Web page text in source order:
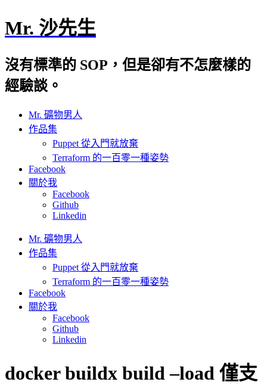
Mr. 沙先生
沒有標準的 SOP，但是卻有不怎麼樣的
經驗談。
Mr. 礦物男人
作品集
Puppet 從入門就放棄
Terraform 的一百零一種姿勢
Facebook
關於我
Facebook
Github
Linkedin
Mr. 礦物男人
作品集
Puppet 從入門就放棄
Terraform 的一百零一種姿勢
Facebook
關於我
Facebook
Github
Linkedin
docker buildx build –load 僅支